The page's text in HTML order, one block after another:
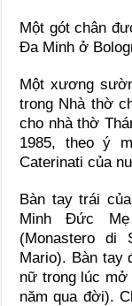
Một gót chân
Đa Minh ở
Một xương
trong Nhà thờ
cho nhà thờ
1985, theo ý
Caterinati của
Bàn tay trái
Minh Đức
(Monastero di
Mario). Bàn tay
nữ trong lúc mở
năm qua đời).